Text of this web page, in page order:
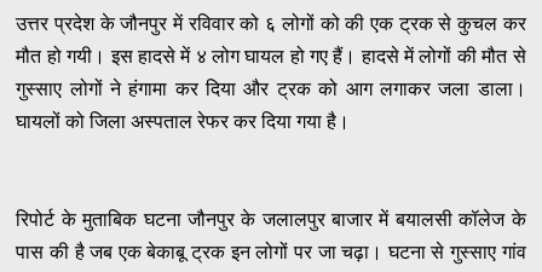
उत्तर प्रदेश के जौनपुर में रविवार को ६ लोगों को की एक ट्रक से कुचल कर
मौत हो गयी। इस हादसे में ४ लोग घायल हो गए हैं। हादसे में लोगों की मौत से
गुस्साए लोगों ने हंगामा कर दिया और ट्रक को आग लगाकर जला डाला।
घायलों को जिला अस्पताल रेफर कर दिया गया है।
रिपोर्ट के मुताबिक घटना जौनपुर के जलालपुर बाजार में बयालसी कॉलेज के
पास की है जब एक बेकाबू ट्रक इन लोगों पर जा चढ़ा। घटना से गुस्साए गांव